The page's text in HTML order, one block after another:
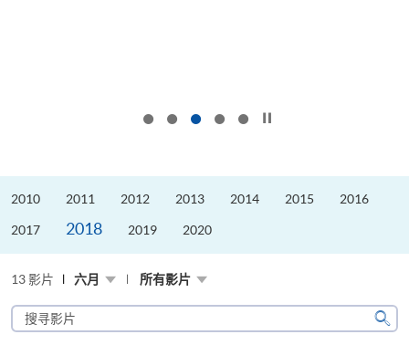
2010 2011 2012 2013 2014 2015 2016
2017 2018 2019 2020
13 影片 六月 所有影片
搜
寻
搜